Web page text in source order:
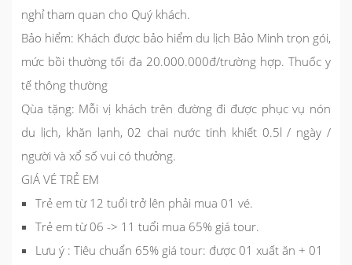
nghỉ tham quan cho Quý khách.
Bảo hiểm: Khách được bảo hiểm du lịch Bảo Minh trọn gói,
mức bồi thường tối đa 20.000.000đ/trường hợp. Thuốc y
tế thông thường
Qùa tặng: Mỗi vị khách trên đường đi được phục vụ nón
du lịch, khăn lạnh, 02 chai nước tinh khiết 0.5l / ngày /
người và xổ số vui có thưởng.
GIÁ VÉ TRẺ EM
Trẻ em từ 12 tuổi trở lên phải mua 01 vé.
Trẻ em từ 06 -> 11 tuổi mua 65% giá tour.
Lưu ý : Tiêu chuẩn 65% giá tour: được 01 xuất ăn + 01